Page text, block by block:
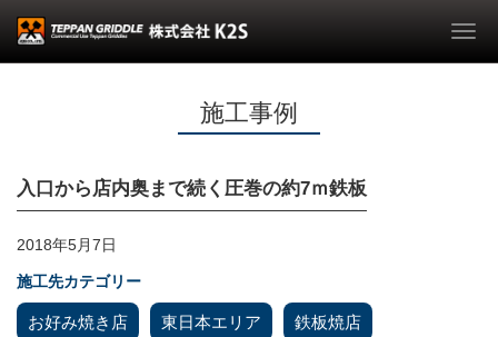
施工事例
入口から店内奥まで続く圧巻の約7ｍ鉄板
2018年5月7日
施工先カテゴリー
お好み焼き店 東日本エリア 鉄板焼店